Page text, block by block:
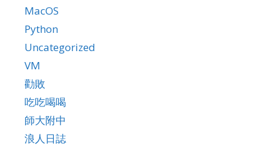
MacOS
Python
Uncategorized
VM
勸敗
吃吃喝喝
師大附中
浪人日誌